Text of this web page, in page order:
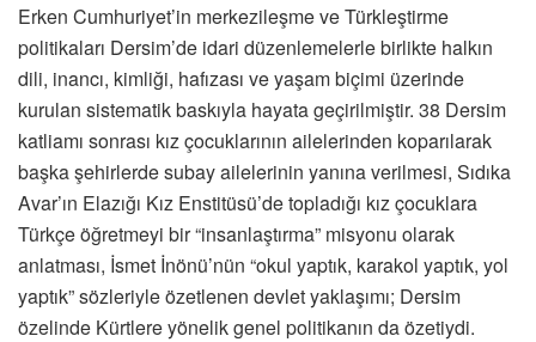
Erken Cumhuriyet’in merkezileşme ve Türkleştirme
politikaları Dersim’de idari düzenlemelerle birlikte halkın
dili, inancı, kimliği, hafızası ve yaşam biçimi üzerinde
kurulan sistematik baskıyla hayata geçirilmiştir. 38 Dersim
katliamı sonrası kız çocuklarının ailelerinden koparılarak
başka şehirlerde subay ailelerinin yanına verilmesi, Sıdıka
Avar’ın Elazığı Kız Enstitüsü’de topladığı kız çocuklara
Türkçe öğretmeyi bir “insanlaştırma” misyonu olarak
anlatması, İsmet İnönü’nün “okul yaptık, karakol yaptık, yol
yaptık” sözleriyle özetlenen devlet yaklaşımı; Dersim
özelinde Kürtlere yönelik genel politikanın da özetiydi.